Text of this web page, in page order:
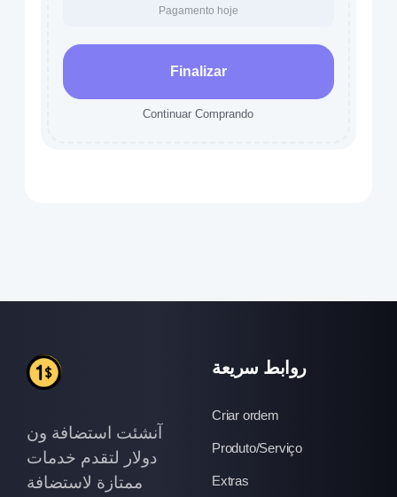
Pagamento hoje
Finalizar
Continuar Comprando
آنشئت استضافة ون
دولار لتقدم خدمات
ممتازة لاستضافة
روابط سريعة
Criar ordem
Produto/Serviço
Extras